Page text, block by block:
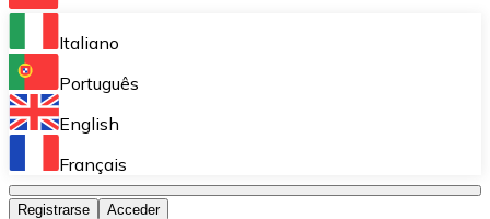
Bitnovo Ramp
Integra nuestra solución en tu plataforma.
Bitnovo Giftcards
Bitnovo OTC
Italiano
Português
English
Français
Registrarse Acceder